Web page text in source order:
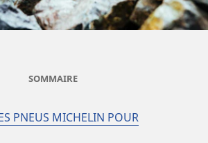
SOMMAIRE
PNEUS MICHELIN POUR